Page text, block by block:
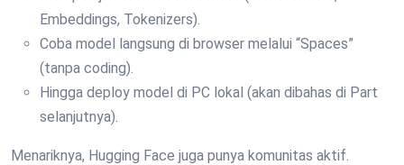
Embeddings, Tokenizers).
Coba model langsung di browser melalui “Spaces”
(tanpa coding).
Hingga deploy model di PC lokal (akan dibahas di Part
selanjutnya).
Menariknya, Hugging Face juga punya komunitas aktif.